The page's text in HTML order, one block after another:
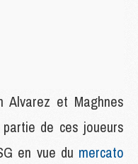
Alvarez et Maghnes
de ces joueurs
en vue du mercato